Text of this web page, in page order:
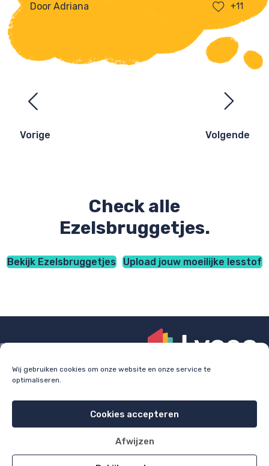
Wij gebruiken cookies om onze website en onze service te
optimaliseren.
Cookies accepteren
Afwijzen
Door Adriana +11
Ezelsbruggetjes
navigatie
Vorige Volgende
Check alle
Ezelsbruggetjes.
Bekijk Ezelsbruggetjes Upload jouw moeilijke lesstof
examentraining.
All rights reserved 2026